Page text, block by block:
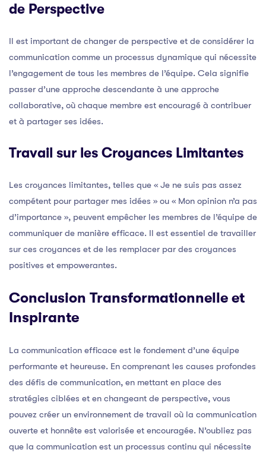
de Perspective
Il est important de changer de perspective et de considérer la
communication comme un processus dynamique qui nécessite
l’engagement de tous les membres de l’équipe. Cela signifie
passer d’une approche descendante à une approche
collaborative, où chaque membre est encouragé à contribuer
et à partager ses idées.
Travail sur les Croyances Limitantes
Les croyances limitantes, telles que « Je ne suis pas assez
compétent pour partager mes idées » ou « Mon opinion n’a pas
d’importance », peuvent empêcher les membres de l’équipe de
communiquer de manière efficace. Il est essentiel de travailler
sur ces croyances et de les remplacer par des croyances
positives et empowerantes.
Conclusion Transformationnelle et
Inspirante
La communication efficace est le fondement d’une équipe
performante et heureuse. En comprenant les causes profondes
des défis de communication, en mettant en place des
stratégies ciblées et en changeant de perspective, vous
pouvez créer un environnement de travail où la communication
ouverte et honnête est valorisée et encouragée. N’oubliez pas
que la communication est un processus continu qui nécessite